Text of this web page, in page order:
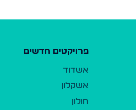
פרויקטים חדשים
אשדוד
אשקלון
חולון